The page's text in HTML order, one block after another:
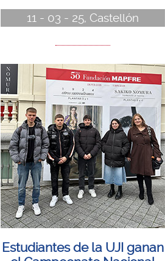
11 - 03 - 25, Castellón
Estudiantes de la UJI ganan